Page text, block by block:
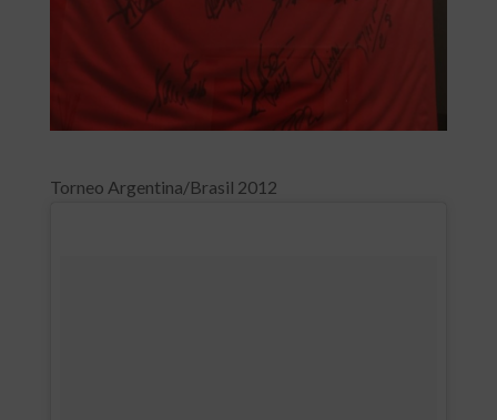
Torneo Argentina/Brasil 2012